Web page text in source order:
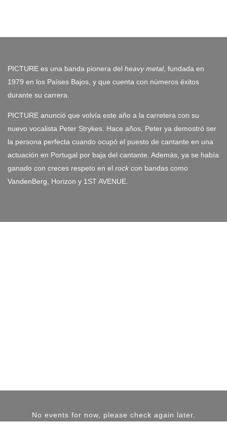
PICTURE es una banda pionera del heavy metal, fundada en
1979 en los Países Bajos, y que cuenta con números éxitos
durante su carrera.
PICTURE anunció que volvía este año a la carretera con su
nuevo vocalista Peter Strykes. Hace años, Peter ya demostró ser
la persona perfecta cuando ocupó el puesto de cantante en una
actuación en Portugal por baja del cantante. Además, ya se había
ganado con creces respeto en el rock con bandas como
VandenBerg, Horizon y 1ST AVENUE.
No events for now, please check again later.